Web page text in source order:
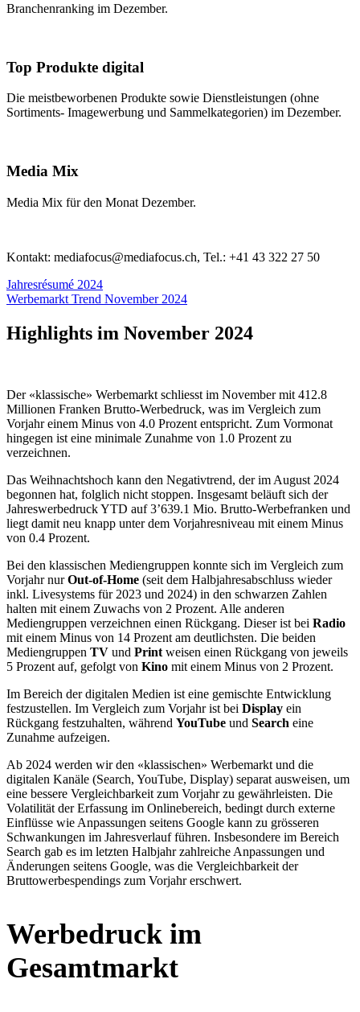
Branchenranking im Dezember.
Top Produkte digital
Die meistbeworbenen Produkte sowie Dienstleistungen (ohne
Sortiments- Imagewerbung und Sammelkategorien) im Dezember.
Media Mix
Media Mix für den Monat Dezember.
Kontakt: mediafocus@mediafocus.ch, Tel.: +41 43 322 27 50
Jahresrésumé 2024
Werbemarkt Trend November 2024
Highlights im November 2024
Der «klassische» Werbemarkt schliesst im November mit 412.8
Millionen Franken Brutto-Werbedruck, was im Vergleich zum
Vorjahr einem Minus von 4.0 Prozent entspricht. Zum Vormonat
hingegen ist eine minimale Zunahme von 1.0 Prozent zu
verzeichnen.
Das Weihnachtshoch kann den Negativtrend, der im August 2024
begonnen hat, folglich nicht stoppen. Insgesamt beläuft sich der
Jahreswerbedruck YTD auf 3’639.1 Mio. Brutto-Werbefranken und
liegt damit neu knapp unter dem Vorjahresniveau mit einem Minus
von 0.4 Prozent.
Bei den klassischen Mediengruppen konnte sich im Vergleich zum
Vorjahr nurOut-of-Home (seit dem Halbjahresabschluss wieder
inkl. Livesystems für 2023 und 2024) in den schwarzen Zahlen
halten mit einem Zuwachs von 2 Prozent. Alle anderen
Mediengruppen verzeichnen einen Rückgang. Dieser ist bei Radio
mit einem Minus von 14 Prozent am deutlichsten. Die beiden
Mediengruppen TV und Print weisen einen Rückgang von jeweils
5 Prozent auf, gefolgt von Kino mit einem Minus von 2 Prozent.
Im Bereich der digitalen Medien ist eine gemischte Entwicklung
festzustellen. Im Vergleich zum Vorjahr ist bei Display ein
Rückgang festzuhalten, während YouTube und Search eine
Zunahme aufzeigen.
Ab 2024 werden wir den «klassischen» Werbemarkt und die
digitalen Kanäle (Search, YouTube, Display) separat ausweisen, um
eine bessere Vergleichbarkeit zum Vorjahr zu gewährleisten. Die
Volatilität der Erfassung im Onlinebereich, bedingt durch externe
Einflüsse wie Anpassungen seitens Google kann zu grösseren
Schwankungen im Jahresverlauf führen. Insbesondere im Bereich
Search gab es im letzten Halbjahr zahlreiche Anpassungen und
Änderungen seitens Google, was die Vergleichbarkeit der
Bruttowerbespendings zum Vorjahr erschwert.
Werbedruck im
Gesamtmarkt